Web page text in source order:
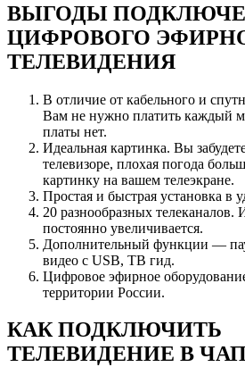
ВЫГОДЫ
ЦИФРОВОГО
ТЕЛЕВИДЕНИЯ
В отличие от кабельного и
Вам не нужно платить каждый
платы нет.
Идеальная картинка. Вы
телевизоре, плохая погода
картинку на вашем телеэкране.
Простая и быстрая установка в
20 разнообразных телеканалов.
постоянно увеличивается.
Дополнительный функции —
видео с USB, ТВ гид.
Цифровое эфирное
территории России.
КАК ПОДКЛЮЧИТЬ
ТЕЛЕВИДЕНИЕ В